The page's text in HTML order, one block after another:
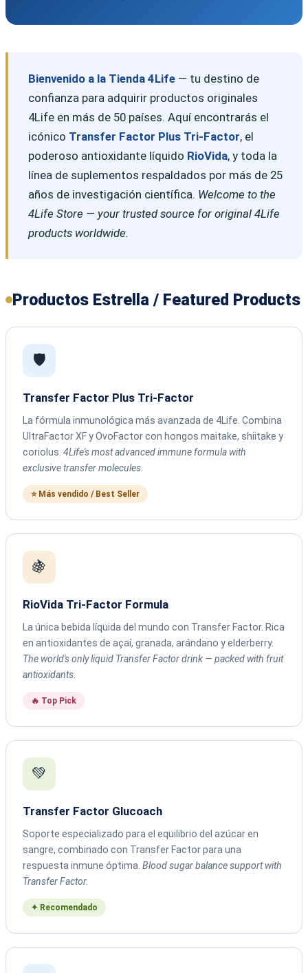
Bienvenido a la Tienda 4Life— tu destino de
confianza para adquirir productos originales
4Life en más de 50 países. Aquí encontrarás el
icónico Transfer Factor Plus Tri-Factor, el
poderoso antioxidante líquido RioVida, y toda la
línea de suplementos respaldados por más de 25
años de investigación científica. Welcome to the
4Life Store — your trusted source for original 4Life
products worldwide.
Productos Estrella / Featured Products
🛡️
Transfer Factor Plus Tri-Factor
La fórmula inmunológica más avanzada de 4Life. Combina
UltraFactor XF y OvoFactor con hongos maitake, shiitake y
coriolus. 4Life's most advanced immune formula with
exclusive transfer molecules.
⭐ Más vendido / Best Seller
🍇
RioVida Tri-Factor Formula
La única bebida líquida del mundo con Transfer Factor. Rica
en antioxidantes de açaí, granada, arándano y elderberry.
The world's only liquid Transfer Factor drink — packed with fruit
antioxidants.
🔥 Top Pick
💚
Transfer Factor Glucoach
Soporte especializado para el equilibrio del azúcar en
sangre, combinado con Transfer Factor para una
respuesta inmune óptima. Blood sugar balance support with
Transfer Factor.
✦ Recomendado